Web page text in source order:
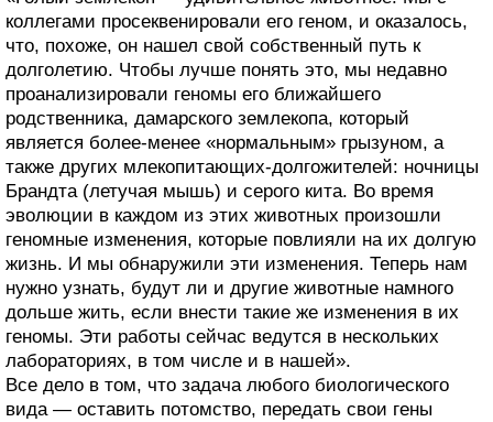
коллегами просеквенировали его геном, и оказалось,
что, похоже, он нашел свой собственный путь к
долголетию. Чтобы лучше понять это, мы недавно
проанализировали геномы его ближайшего
родственника, дамарского землекопа, который
является более-менее «нормальным» грызуном, а
также других млекопитающих-долгожителей: ночницы
Брандта (летучая мышь) и серого кита. Во время
эволюции в каждом из этих животных произошли
геномные изменения, которые повлияли на их долгую
жизнь. И мы обнаружили эти изменения. Теперь нам
нужно узнать, будут ли и другие животные намного
дольше жить, если внести такие же изменения в их
геномы. Эти работы сейчас ведутся в нескольких
лабораториях, в том числе и в нашей».
Все дело в том, что задача любого биологического
вида — оставить потомство, передать свои гены